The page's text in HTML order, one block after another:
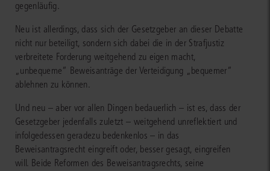
gegenläufig.
Neu ist allerdings, dass sich der Gesetzgeber an dieser Debatte
nicht nur beteiligt, sondern sich dabei die in der Strafjustiz
verbreitete Forderung weitgehend zu eigen macht,
„unbequeme“ Beweisanträge der Verteidigung „bequemer“
ablehnen zu können.
Und neu – aber vor allen Dingen bedauerlich – ist es, dass der
Gesetzgeber jedenfalls zuletzt – weitgehend unreflektiert und
infolgedessen geradezu bedenkenlos – in das
Beweisantragsrecht eingreift oder, besser gesagt, eingreifen
will. Beide Reformen des Beweisantragsrechts, seine